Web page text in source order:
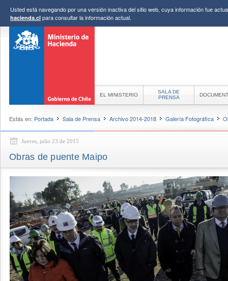
Usted está navegando por una versión inactiva del sitio web, cuya información fue
hacienda.cl para consultar la información actual.
EL MINISTERIO
SALA DE
PRENSA
Estás en: Portada Sala de Prensa Archivo 2014-2018 Galería Fotográfica
Jueves, julio 23 de 2015
Obras de puente Maipo